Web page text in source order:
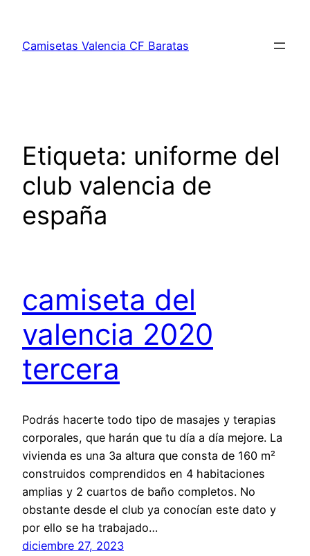
contenido
Camisetas Valencia CF Baratas
Etiqueta: uniforme del
club valencia de
españa
camiseta del
valencia 2020
tercera
Podrás hacerte todo tipo de masajes y terapias
corporales, que harán que tu día a día mejore. La
vivienda es una 3a altura que consta de 160 m²
construidos comprendidos en 4 habitaciones
amplias y 2 cuartos de baño completos. No
obstante desde el club ya conocían este dato y
por ello se ha trabajado…
diciembre 27, 2023